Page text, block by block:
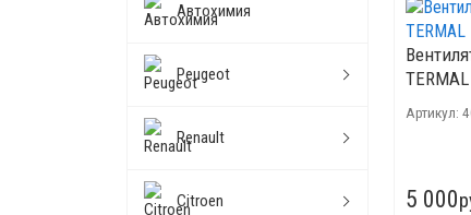
Автохимия
Peugeot
Renault
Citroen
TERMAL
Артикул:
5 000